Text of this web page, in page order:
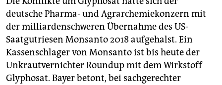
deutsche Pharma- und Agrarchemiekonzern mit
der milliardenschweren Übernahme des US-
Saatgutriesen Monsanto 2018 aufgehalst. Ein
Kassenschlager von Monsanto ist bis heute der
Unkrautvernichter Roundup mit dem Wirkstoff
Glyphosat. Bayer betont, bei sachgerechter